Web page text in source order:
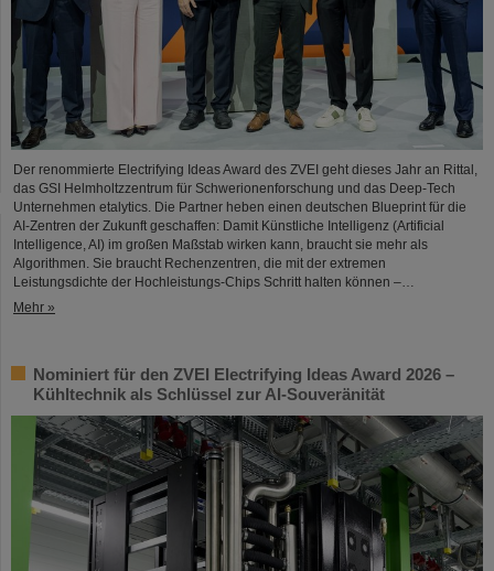
Der renommierte Electrifying Ideas Award des ZVEI geht dieses Jahr an Rittal,
das GSI Helmholtzzentrum für Schwerionenforschung und das Deep-Tech
Unternehmen etalytics. Die Partner heben einen deutschen Blueprint für die
AI-Zentren der Zukunft geschaffen: Damit Künstliche Intelligenz (Artificial
Intelligence, AI) im großen Maßstab wirken kann, braucht sie mehr als
Algorithmen. Sie braucht Rechenzentren, die mit der extremen
Leistungsdichte der Hochleistungs-Chips Schritt halten können –…
Mehr »
Nominiert für den ZVEI Electrifying Ideas Award 2026 –
Kühltechnik als Schlüssel zur AI-Souveränität